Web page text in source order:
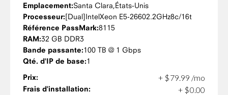
Emplacement:Santa Clara,États-Unis
Processeur:
IntelXeon E5-26602.2GHz8c/16t
Référence PassMark:8115
RAM:32 GB DDR3
Bande passante:100 TB @ 1 Gbps
Qté. d'IP de base:1
Prix:
+ $79.99 /mo
Frais d'installation: + $0 00